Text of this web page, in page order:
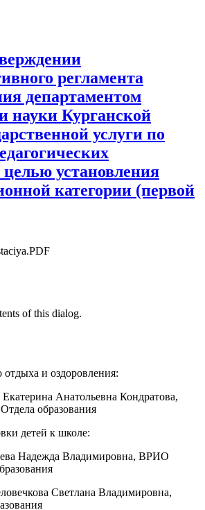
регламента
департаментом
науки Курганской
услуги по
целью установления
категории (первой
of this dialog.
и оздоровления:
Екатерина Анатольевна Кондратова,
образования
детей к школе:
Надежда Владимировна, ВРИО
Светлана Владимировна,